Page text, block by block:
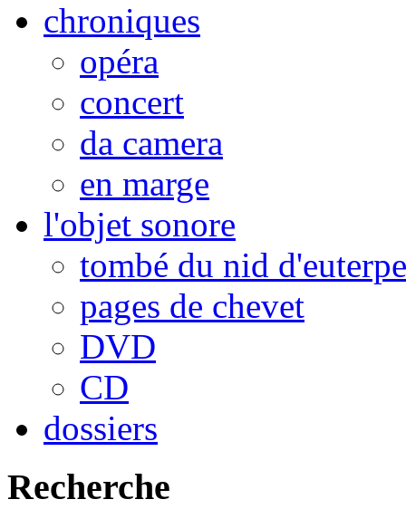
chroniques
opéra
concert
da camera
en marge
l'objet sonore
tombé du nid d'euterpe
pages de chevet
DVD
CD
dossiers
Recherche